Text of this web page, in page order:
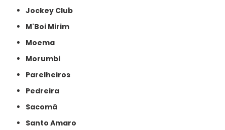
Jockey Club
M'Boi Mirim
Moema
Morumbi
Parelheiros
Pedreira
Sacomã
Santo Amaro